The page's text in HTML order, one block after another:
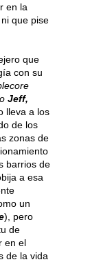
en la
que pise
que
con su
o Jeff,
lleva a los
de los
zonas de
barrios de
a esa
un
), pero
de
en el
de la vida